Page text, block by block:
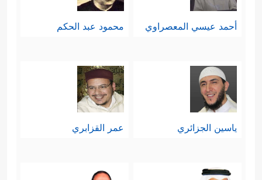
أحمد عيسي المعصراوي محمود عبد الحكم
ياسين الجزائري عمر القزابري